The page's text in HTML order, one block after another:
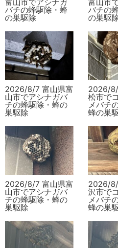
バチの蜂駆除・蜂
の巣駆除
バチの
の巣駆
2026/8/7 富山県富
山市でアシナガバ
チの蜂駆除・蜂の
巣駆除
2026/
松市で
メバチ
蜂の巣
2026/8/7 富山県富
山市でアシナガバ
チの蜂駆除・蜂の
巣駆除
2026/
沢市で
メバチ
蜂の巣